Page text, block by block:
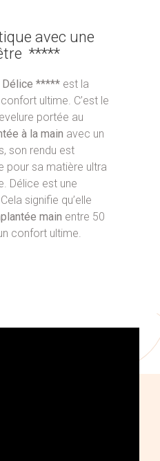
avec une
*****
Délice ***** est la
ultime. C’est le
portée au
à la main avec un
son rendu est
pour sa matière ultra
Délice est une
signifie qu’elle
main entre 50
confort ultime.